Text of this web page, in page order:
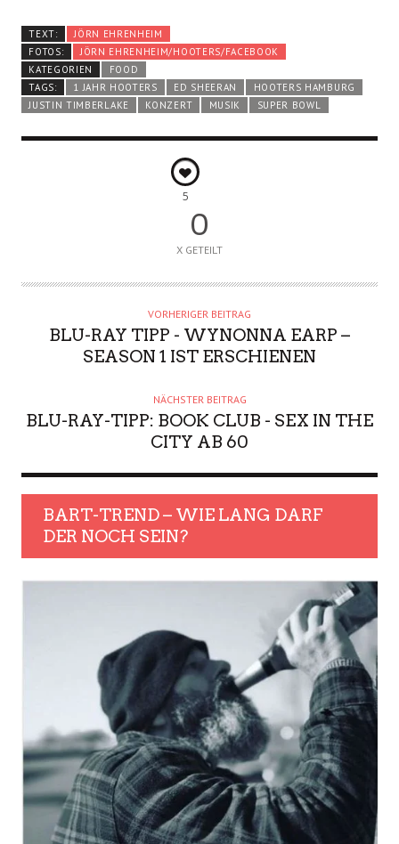
TEXT:
JÖRN EHRENHEIM
FOTOS:
JÖRN EHRENHEIM/HOOTERS/FACEBOOK
KATEGORIEN
FOOD
TAGS:
1 JAHR HOOTERS ED SHEERAN
HOOTERS HAMBURG
JUSTIN TIMBERLAKE
KONZERT MUSIK SUPER BOWL
5
0
X GETEILT
VORHERIGER BEITRAG
BLU-RAY TIPP - WYNONNA EARP –
SEASON 1 IST ERSCHIENEN
NÄCHSTER BEITRAG
BLU-RAY-TIPP: BOOK CLUB - SEX IN THE
CITY AB 60
BART-TREND – WIE LANG DARF
DER NOCH SEIN?